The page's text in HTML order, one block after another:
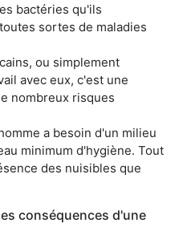
bactéries qu'ils
sortes de maladies
ou simplement
avec eux, c'est une
nombreux risques
a besoin d'un milieu
minimum d'hygiène. Tout
des nuisibles que
conséquences d'une